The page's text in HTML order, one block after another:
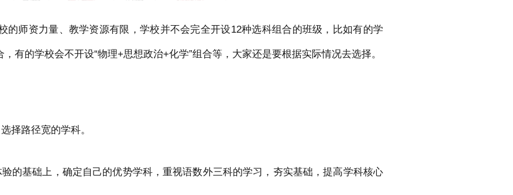
的师资力量、教学资源有限，学校并不会完全开设12种选科组合的班级，比如有的学
有的学校会不开设“物理+思想政治+化学”组合等，大家还是要根据实际情况去选择。
择路径宽的学科。
验的基础上，确定自己的优势学科，重视语数外三科的学习，夯实基础，提高学科核心